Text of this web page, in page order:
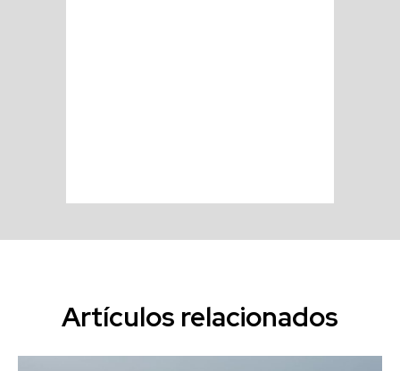
Artículos relacionados